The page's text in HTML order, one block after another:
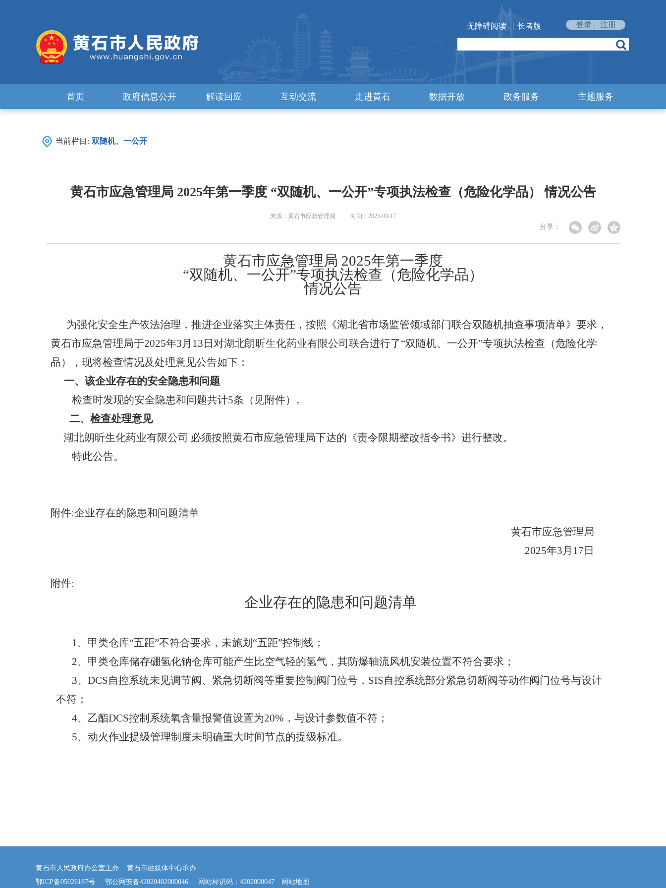
无障碍阅读 | 长者版 登录 | 注册
首页 政府信息公开 解读回应 互动交流 走进黄石 数据开放 政务服务 主题服务
当前栏目: 双随机、一公开
黄石市应急管理局 2025年第一季度 “双随机、一公开”专项执法检查（危险化学品） 情况公告
来源：黄石市应急管理局 时间：2025-03-17
分享：
黄石市应急管理局 2025年第一季度
“双随机、一公开”专项执法检查（危险化学品）
情况公告
为强化安全生产依法治理，推进企业落实主体责任， 按照《湖北省市场监管领域部门联合双随机抽查事项清单》要求，
黄石市应急管理局于2025年3月13日对湖北朗昕生化药业有限公司联合进行了“双随机、一公开”专项执法检查（危险化学
品），现将检查情况及处理意见公告如下：
一、该企业存在的安全隐患和问题
检查时发现的安全隐患和问题共计5条（见附件）。
二、检查处理意见
湖北朗昕生化药业有限公司 必须按照黄石市应急管理局下达的《责令限期整改指令书》进行整改。
特此公告。
附件:企业存在的隐患和问题清单
黄石市应急管理局
2025年3月17日
附件:
企业存在的隐患和问题清单
1、 甲类仓库“五距”不符合要求，未施划“五距”控制线；
2、 甲类仓库储存硼氢化钠仓库可能产生比空气轻的氢气，其防爆轴流风机安装位置不符合要求；
3、 DCS自控系统未见调节阀、紧急切断阀等重要控制阀门位号，SIS自控系统部分紧急切断阀等动作阀门位号与设计
不符；
4、 乙酯DCS控制系统氧含量报警值设置为20%，与设计参数值不符；
5、 动火作业提级管理制度未明确重大时间节点的提级标准。
黄石市人民政府办公室主办 黄石市融媒体中心承办
鄂ICP备05026187号
鄂公网安备42020402000046 网站标识码：4202000047 网站地图